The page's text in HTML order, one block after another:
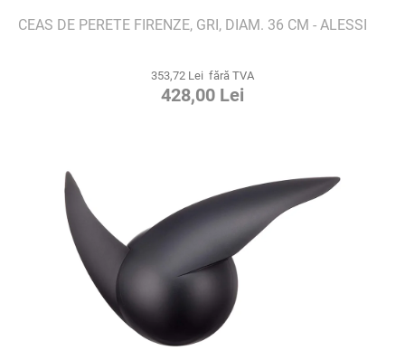
CEAS DE PERETE FIRENZE, GRI, DIAM. 36 CM - ALESSI
353,72 Lei fără TVA
428,00 Lei